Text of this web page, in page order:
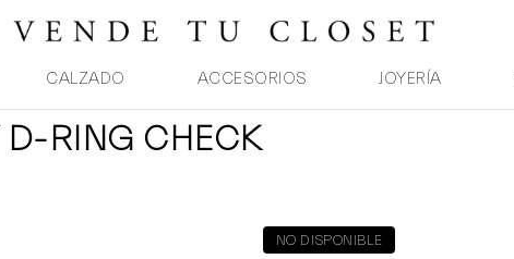
CALZADO ACCESORIOS JOYERÍA
D-RING CHECK
NO DISPONIBLE